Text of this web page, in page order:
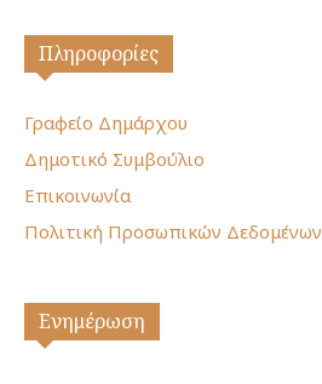
Πληροφορίες
Γραφείο Δημάρχου
Δημοτικό Συμβούλιο
Επικοινωνία
Πολιτική Προσωπικών Δεδομένων
Ενημέρωση